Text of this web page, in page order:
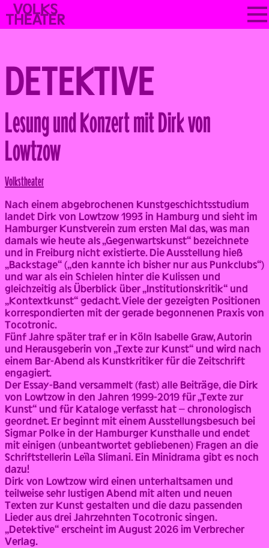
Skip
to
content
VOLKSTHEATER
WIEN
DETEKTIVE
Lesung und Konzert mit Dirk von
Lowtzow
Volks­theater
Nach einem abgebrochenen Kunstgeschichtsstudium
landet Dirk von Lowtzow 1993 in Hamburg und sieht im
Hamburger Kunstverein zum ersten Mal das, was man
damals wie heute als „Gegenwartskunst“ bezeichnete
und in Freiburg nicht existierte. Die Ausstellung hieß
„Backstage“ („den kannte ich bisher nur aus Punkclubs“)
und war als ein Schielen hinter die Kulissen und
gleichzeitig als Überblick über „Institutionskritik“ und
„Kontextkunst“ gedacht. Viele der gezeigten Positionen
korrespondierten mit der gerade begonnenen Praxis von
Tocotronic.
Fünf Jahre später traf er in Köln Isabelle Graw, Autorin
und Herausgeberin von „Texte zur Kunst“ und wird nach
einem Bar-Abend als Kunstkritiker für die Zeitschrift
engagiert.
Der Essay-Band versammelt (fast) alle Beiträge, die Dirk
von Lowtzow in den Jahren 1999-2019 für „Texte zur
Kunst“ und für Kataloge verfasst hat – chronologisch
geordnet. Er beginnt mit einem Ausstellungsbesuch bei
Sigmar Polke in der Hamburger Kunsthalle und endet
mit einigen (unbeantwortet gebliebenen) Fragen an die
Schriftstellerin Leïla Slimani. Ein Minidrama gibt es noch
dazu!
Dirk von Lowtzow wird einen unterhaltsamen und
teilweise sehr lustigen Abend mit alten und neuen
Texten zur Kunst gestalten und die dazu passenden
Lieder aus drei Jahrzehnten Tocotronic singen.
„Detektive“ erscheint im August 2026 im Verbrecher
Verlag.